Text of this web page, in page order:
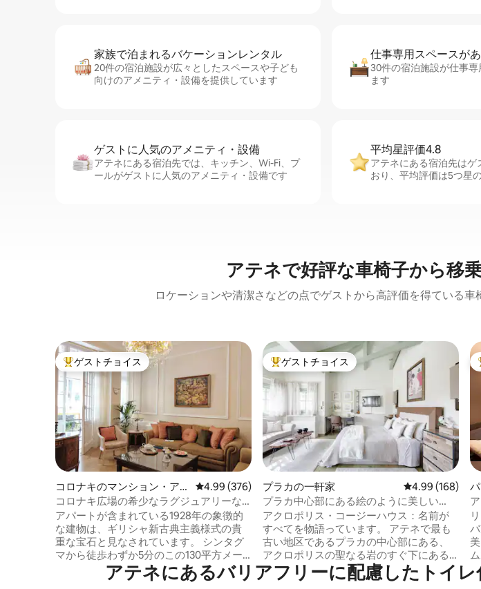
家族で泊まれるバ⁠ケ⁠ー⁠シ⁠ョ⁠ンレ⁠ン⁠タ⁠ル
20件の宿泊施設が広々としたスペースや子ども
向けのアメニティ・設備を提供しています
仕事専用ス⁠ペ⁠ー⁠スが
30件の宿泊施設が仕事
ます
ゲストに人⁠気⁠のア⁠メ⁠ニ⁠テ⁠ィ・設⁠備
アテネにある宿泊先では、キッチン、Wi-Fi、プ
ールがゲストに人気のアメニティ・設備です
平均星評価4.8
アテネにある宿泊先はゲ
おり、平均評価は5つ星
アテネで好評な車椅子から移
ロケーションや清潔さなどの点でゲストから高評価を得ている
大好評のゲストチョイスです。
ゲストチョイス
コロナキのマンション・アパ
ート
レビュー376件、5つ星中4.99つ星の平均評価
4.99 (376)
コロナキ広場の希少なラグジュアリーな
宝石 - シンタグマ広場近く
アパートが含まれている1928年の象徴的
な建物は、ギリシャ新古典主義様式の貴
重な宝石と見なされています。 シンタグ
マから徒歩わずか5分のこの130平方メー
トルのアパートは、豪華な快適さを備え
た豪華な場所に復元されました！ アテネ
大好評のゲストチョイスです。
ゲストチョイス
プラカの一軒家 レビュー168件
4.99 (168)
プラカ中心部にある絵のように美しい
「アクロポリス・コージー・ハウス」
アクロポリス・コージーハウス：名前が
すべてを物語っています。 アテネで最も
古い地区であるプラカの中心部にある、
アクロポリスの聖なる岩のすぐ下にある
家です。 アースカラー、木材、ユニーク
なアート作品が、小さな家族や3人に理想
ム
アテネにあるバリアフリーに配慮したトイ